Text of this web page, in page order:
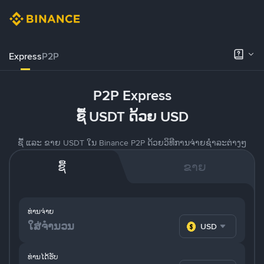
ExpressP2P
P2P Express
ຊື້ USDT ດ້ວຍ USD
ຊື້ ແລະ ຂາຍ USDT ໃນ Binance P2P ດ້ວຍວິທີການຈ່າຍຊຳລະຕ່າງໆ
ຊື້ ຂາຍ
ທ່ານຈ່າຍ
USD
ທ່ານໄດ້ຮັບ